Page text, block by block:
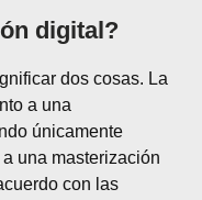
digital?
dos cosas. La
a una
únicamente
una masterización
con las